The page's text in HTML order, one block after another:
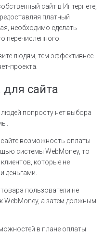
сайт в Интернете,
платный
необходимо сделать
перечисленного.
людям, тем эффективнее
проекта.
сайта
людей попросту нет выбора
возможность оплаты
системы WebMoney, то
которые не
деньгами.
пользователи не
WebMoney, а затем должным
в плане оплаты